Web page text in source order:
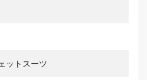
ットスーツ